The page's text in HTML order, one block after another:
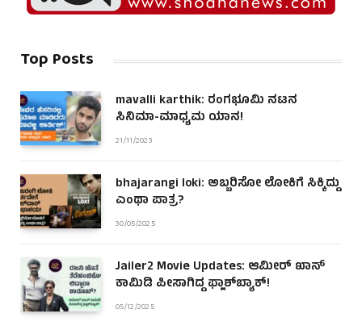
Top Posts
mavalli karthik: ರಂಗಭೂಮಿ ನಟನ
ಸಿನಿಮಾ-ಮಾಧ್ಯಮ ಯಾನ!
21/11/2023
bhajarangi loki: ಅಬ್ಬರಿಸೋ ಲೋಕಿಗೆ ಸಿಕ್ಕಿದ್ದು
ಎಂಥಾ ಪಾತ್ರ?
30/05/2025
Jailer2 Movie Updates: ಆಮೀರ್ ಖಾನ್
ಕಾಮಿಡಿ ಪೀಸಾಗಿದ್ದ ಫ್ಲಾಶ್‌ಬ್ಯಾಕ್!
05/12/2025